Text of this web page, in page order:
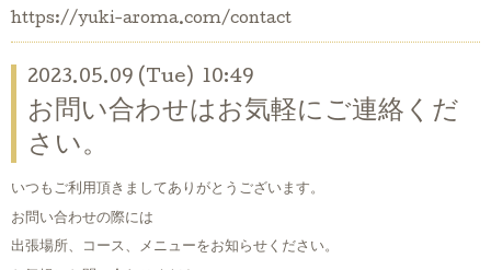
https://yuki-aroma.com/contact
2023.05.09 (Tue) 10:49
お問い合わせはお気軽にご連絡くだ
さい。
いつもご利用頂きましてありがとうございます。
お問い合わせの際には
出張場所、コース、メニューをお知らせください。